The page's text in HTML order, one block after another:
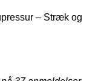
– Stræk og